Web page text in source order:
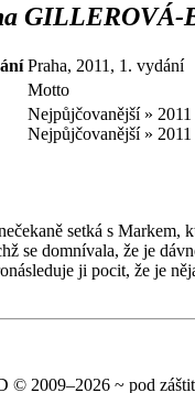
GILLEROVÁ-
Praha, 2011, 1. vydání
Motto
Nejpůjčovanější » 2011
Nejpůjčovanější » 2011
setká s
se domnívala, že je
ji pocit, že je
© 2009–2026 ~ pod